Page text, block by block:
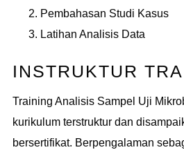
Pembahasan Studi Kasus
Latihan Analisis Data
INSTRUKTUR
Training Analisis Sampel Uji
kurikulum terstruktur dan
bersertifikat. Berpengalaman